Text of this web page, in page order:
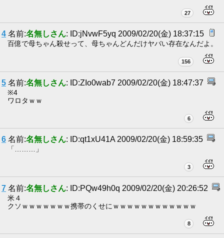
27
4 名前:名無しさん: ID:jNvwF5yq 2009/02/20(金) 18:37:15
百億で母ちゃん殺せって、母ちゃんどんだけヤバい存在なんだよ。
156
5 名前:名無しさん: ID:ZIo0wab7 2009/02/20(金) 18:47:37
※4
ワロタｗｗ
6
6 名前:名無しさん: ID:qt1xU41A 2009/02/20(金) 18:59:35
「………」
3
7 名前:名無しさん: ID:PQw49h0q 2009/02/20(金) 20:26:52
米４
クソｗｗｗｗｗｗｗ携帯のくせにｗｗｗｗｗｗｗｗｗｗｗｗ
8